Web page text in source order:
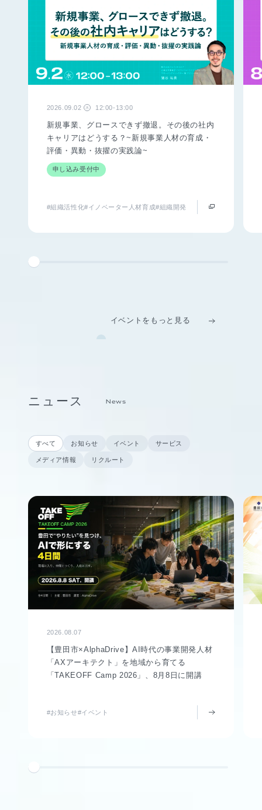
2026.09.02 水 12:00-13:00
新規事業、グロースできず撤退。その後の社内
キャリアはどうする？~新規事業人材の育成・
評価・異動・抜擢の実践論~
申し込み受付中
#組織活性化#イノベーター人材育成#組織開発
イベントをもっと見る
ニュース News
すべて お知らせ イベント サービス
メディア情報 リクルート
2026.08.07
【豊田市×AlphaDrive】AI時代の事業開発人材
「AXアーキテクト」を地域から育てる
「TAKEOFF Camp 2026」、8月8日に開講
#お知らせ#イベント